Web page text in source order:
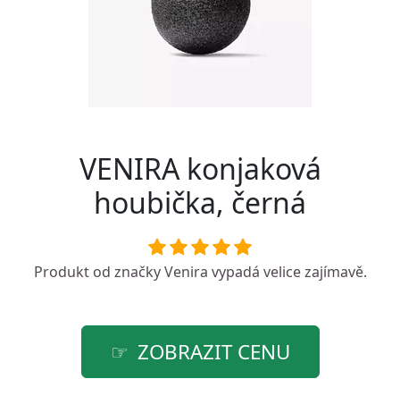
VENIRA konjaková
houbička, černá
Produkt od značkyVenira vypadá velice zajímavě.
ZOBRAZIT CENU